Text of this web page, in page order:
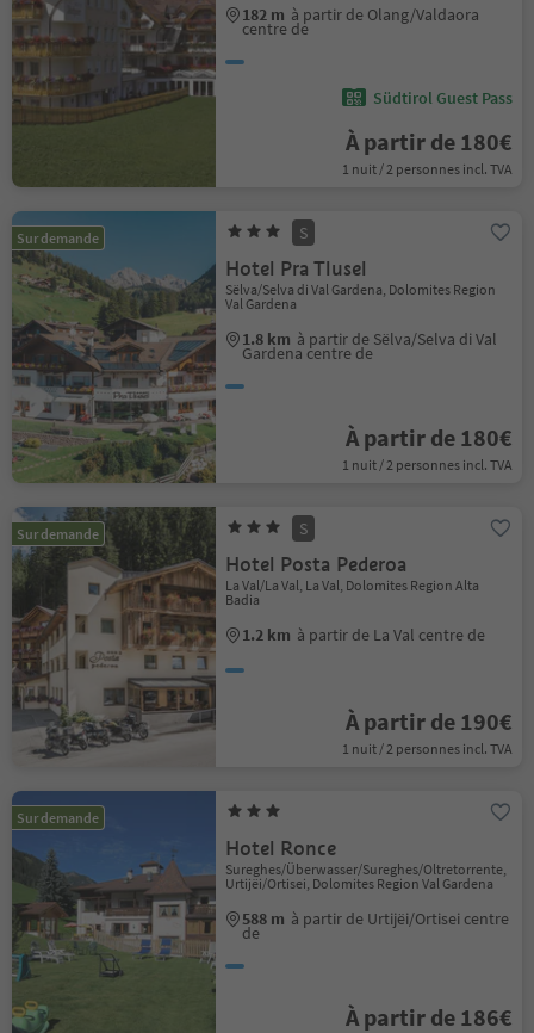
182 m à partir de Olang/Valdaora
centre de
Südtirol Guest Pass
À partir de 180€
1 nuit / 2 personnes incl. TVA
Sur demande S
Hotel Pra Tlusel
Sëlva/Selva di Val Gardena, Dolomites Region
Val Gardena
1.8 km à partir de Sëlva/Selva di Val
Gardena centre de
À partir de 180€
1 nuit / 2 personnes incl. TVA
Sur demande S
Hotel Posta Pederoa
La Val/La Val, La Val, Dolomites Region Alta
Badia
1.2 km à partir de La Val centre de
À partir de 190€
1 nuit / 2 personnes incl. TVA
Sur demande
Hotel Ronce
Sureghes/Überwasser/Sureghes/Oltretorrente,
Urtijëi/Ortisei, Dolomites Region Val Gardena
588 m à partir de Urtijëi/Ortisei centre
de
À partir de 186€